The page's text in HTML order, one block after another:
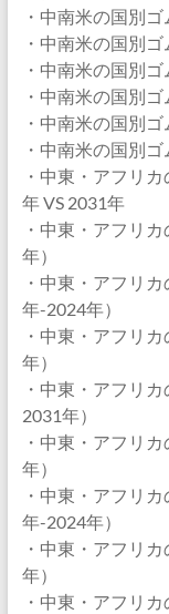
・中南米の国別
・中南米の国別
・中南米の国別
・中南米の国別
・中南米の国別
・中南米の国別
・中東・アフリ
年 VS 2031年
・中東・アフリ
年）
・中東・アフリ
年-2024年）
・中東・アフリ
年）
・中東・アフリ
2031年）
・中東・アフリ
年）
・中東・アフリ
年-2024年）
・中東・アフリ
年）
・中東・アフリ